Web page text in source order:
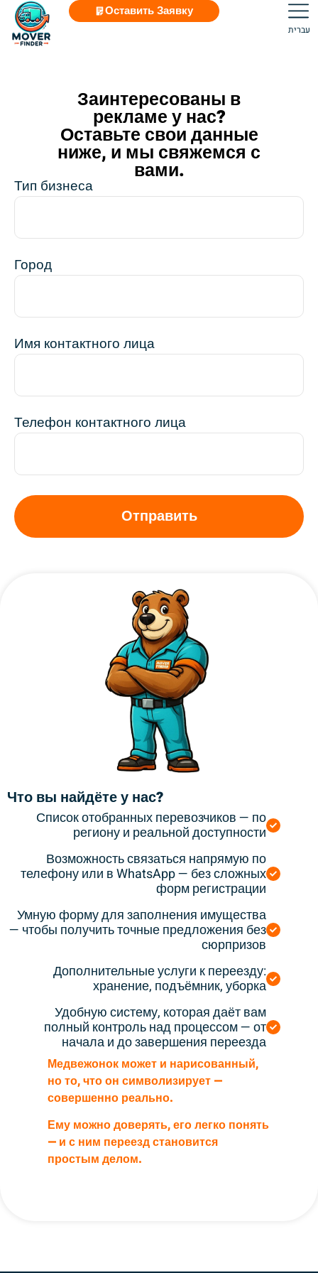
עברית
Оставить Заявку
Заинтересованы в
рекламе у нас?
Оставьте свои данные
ниже, и мы свяжемся с
вами.
Тип бизнеса
Город
Имя контактного лица
Телефон контактного лица
Отправить
Что вы найдёте у нас?
Список отобранных перевозчиков — по
региону и реальной доступности
Возможность связаться напрямую по
телефону или в WhatsApp — без сложных
форм регистрации
Умную форму для заполнения имущества
— чтобы получить точные предложения без
сюрпризов
Дополнительные услуги к переезду:
хранение, подъёмник, уборка
Удобную систему, которая даёт вам
полный контроль над процессом — от
начала и до завершения переезда
Медвежонок может и нарисованный,
но то, что он символизирует —
совершенно реально.
Ему можно доверять, его легко понять
— и с ним переезд становится
простым делом.